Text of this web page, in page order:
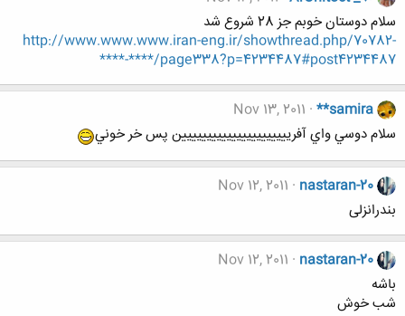
سلام دوستان خوبم جز 28 شروع شد
http://www.www.www.iran-eng.ir/showthread.php/70782-
****-****/page338?p=4234487#post4234487
**samira
Nov 13, 2011
سلام دوسي واي آفريييييييييييييييييييييين پس خر خوني
nastaran-20
Nov 12, 2011
بندرانزلی
nastaran-20
Nov 12, 2011
باشه
شب خوش